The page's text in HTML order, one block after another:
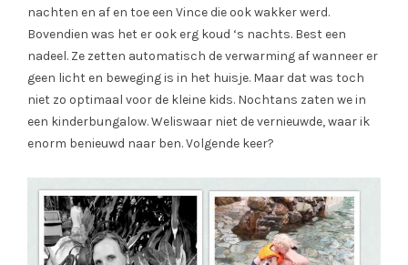
nachten en af en toe een Vince die ook wakker werd.
Bovendien was het er ook erg koud ‘s nachts. Best een
nadeel. Ze zetten automatisch de verwarming af wanneer er
geen licht en beweging is in het huisje. Maar dat was toch
niet zo optimaal voor de kleine kids. Nochtans zaten we in
een kinderbungalow. Weliswaar niet de vernieuwde, waar ik
enorm benieuwd naar ben. Volgende keer?